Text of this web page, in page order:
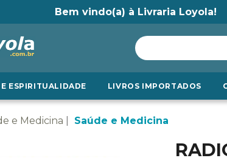
Bem vindo(a) à Livraria Loyola!
ESPIRITUALIDADE LIVROS IMPORTADOS
e Medicina Saúde e Medicina